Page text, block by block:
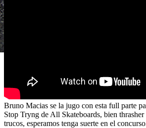
Bruno Macias se la jugo con esta full parte
Stop Tryng de All Skateboards, bien
trucos, esperamos tenga suerte en el